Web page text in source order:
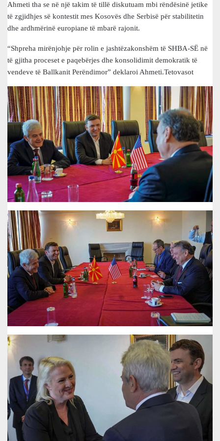
Ahmeti tha se në një takim të tillë diskutuam mbi rëndësinë jetike
të zgjidhjes së kontestit mes Kosovës dhe Serbisë për stabilitetin
dhe ardhmërinë europiane të mbarë rajonit.
“Shpreha mirënjohje për rolin e jashtëzakonshëm të SHBA-SË në
të gjitha proceset e paqebërjes dhe konsolidimit demokratik të
vendeve të Ballkanit Perëndimor” deklaroi Ahmeti.Tetovasot